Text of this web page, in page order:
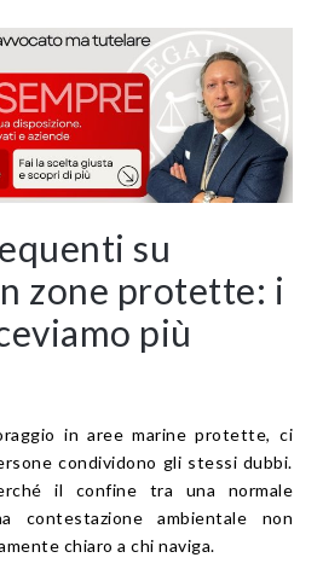
su
zone protette: i
più
in aree marine protette, ci
condividono gli stessi dubbi.
il confine tra una normale
contestazione ambientale non
chiaro a chi naviga.